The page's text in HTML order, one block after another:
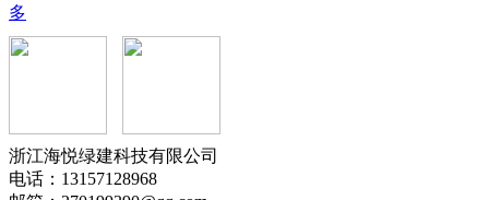
多
浙江海悦绿建科技有限公司
电话：13157128968